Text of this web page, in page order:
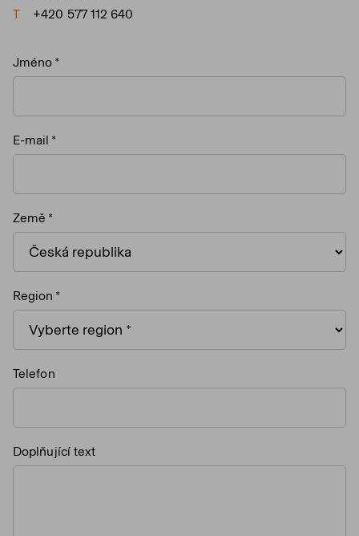
T
+420 577 112 640
Jméno
E-mail
Země
Region
Telefon
Doplňující text